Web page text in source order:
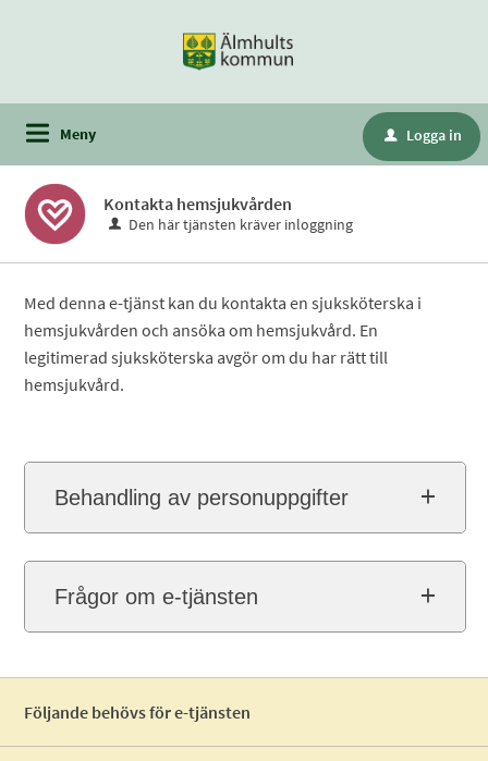
Meny u Logga in
Kontakta hemsjukvården
Den här tjänsten kräver inloggning
Med denna e-tjänst kan du kontakta en sjuksköterska i
hemsjukvården och ansöka om hemsjukvård. En
legitimerad sjuksköterska avgör om du har rätt till
hemsjukvård.
Behandling av personuppgifter
Frågor om e-tjänsten
Följande behövs för e-tjänsten